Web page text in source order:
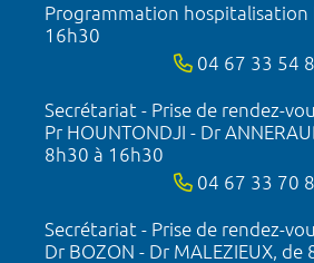
Programmation hospitalisation
16h30
04 67 33 54
Secrétariat - Prise de rendez-
Pr HOUNTONDJI - Dr
8h30 à 16h30
04 67 33 70
Secrétariat - Prise de rendez-
Dr BOZON - Dr MALEZIEUX,